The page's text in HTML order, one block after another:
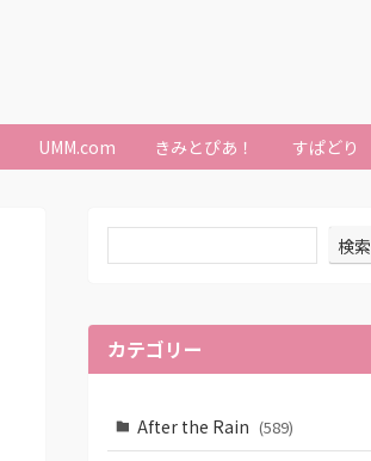
UMM.com きみとぴあ！ すぱどり
検索
カテゴリー
After the Rain (589)